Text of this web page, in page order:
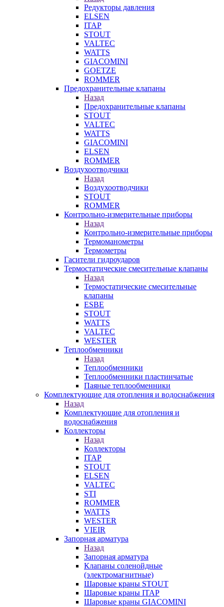
Редукторы давления
ELSEN
ITAP
STOUT
VALTEC
WATTS
GIACOMINI
GOETZE
ROMMER
Предохранительные клапаны
Назад
Предохранительные клапаны
STOUT
VALTEC
WATTS
GIACOMINI
ELSEN
ROMMER
Воздухоотводчики
Назад
Воздухоотводчики
STOUT
ROMMER
Контрольно-измерительные приборы
Назад
Контрольно-измерительные приборы
Термоманометры
Термометры
Гасители гидроударов
Термостатические смесительные клапаны
Назад
Термостатические смесительные
клапаны
ESBE
STOUT
WATTS
VALTEC
WESTER
Теплообменники
Назад
Теплообменники
Теплообменники пластинчатые
Паяные теплообменники
Комплектующие для отопления и водоснабжения
Назад
Комплектующие для отопления и
водоснабжения
Коллекторы
Назад
Коллекторы
ITAP
STOUT
ELSEN
VALTEC
STI
ROMMER
WATTS
WESTER
VIEIR
Запорная арматура
Назад
Запорная арматура
Клапаны соленойдные
(электромагнитные)
Шаровые краны STOUT
Шаровые краны ITAP
Шаровые краны GIACOMINI